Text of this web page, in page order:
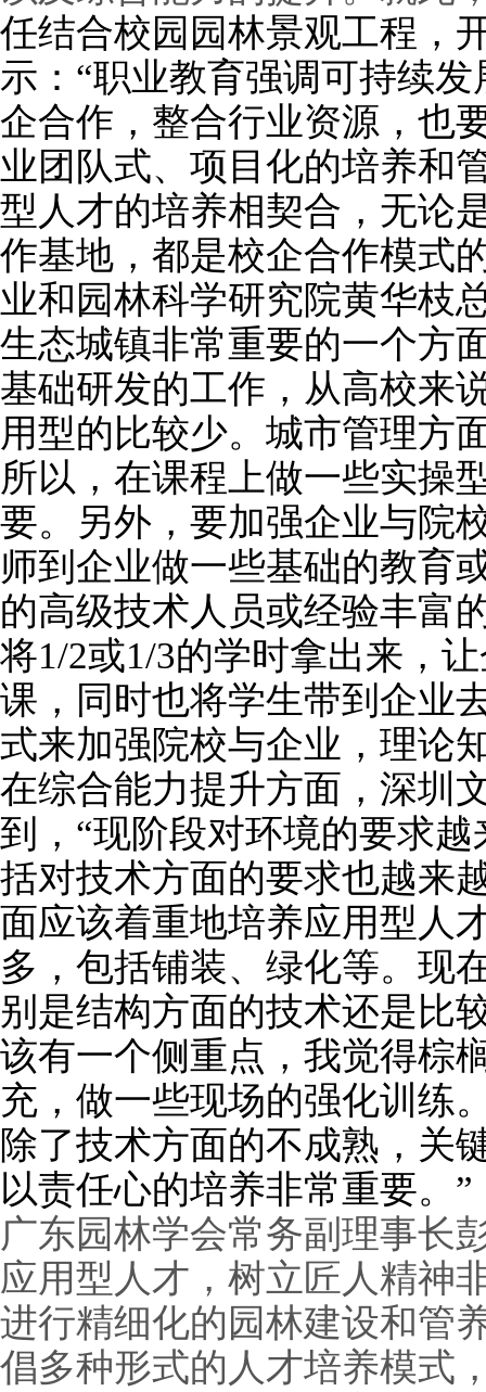
任结合校园园林景观工程，
示：“职业教育强调可持续
企合作，整合行业资源，也
业团队式、项目化的培养和
型人才的培养相契合，无论
作基地，都是校企合作模式
业和园林科学研究院黄华枝
生态城镇非常重要的一个方
基础研发的工作，从高校来
用型的比较少。城市管理方
所以，在课程上做一些实操
要。另外，要加强企业与院
师到企业做一些基础的教育
的高级技术人员或经验丰富
将1/2或1/3的学时拿出来，
课，同时也将学生带到企业
式来加强院校与企业，理论
在综合能力提升方面，深圳
到，“现阶段对环境的要求
括对技术方面的要求也越来
面应该着重地培养应用型人
多，包括铺装、绿化等。现
别是结构方面的技术还是比
该有一个侧重点，我觉得棕
充，做一些现场的强化训练
除了技术方面的不成熟，关
以责任心的培养非常重要。”
广东园林学会常务副理事长
应用型人才，树立匠人精神
进行精细化的园林建设和管
倡多种形式的人才培养模式